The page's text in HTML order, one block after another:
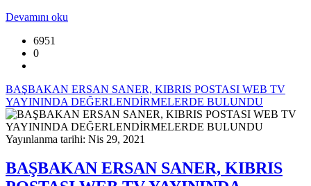
Devamını oku
6951
0
BAŞBAKAN ERSAN SANER, KIBRIS POSTASI WEB TV
YAYININDA DEĞERLENDİRMELERDE BULUNDU
Yayınlanma tarihi: Nis 29, 2021
BAŞBAKAN ERSAN SANER, KIBRIS